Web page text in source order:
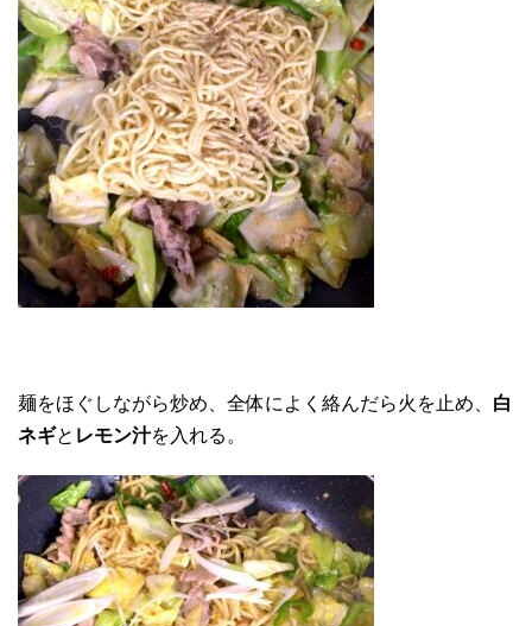
麺をほぐしながら炒め、全体によく絡んだら火を止め、 白
ネギと レモン汁を入れる。